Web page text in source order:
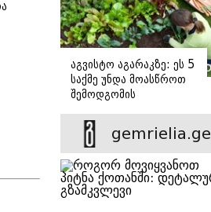
აგვისტო აგარაკზე: ეს 5
საქმე უნდა მოასწროთ
შემოდგომის
gemrielia.ge